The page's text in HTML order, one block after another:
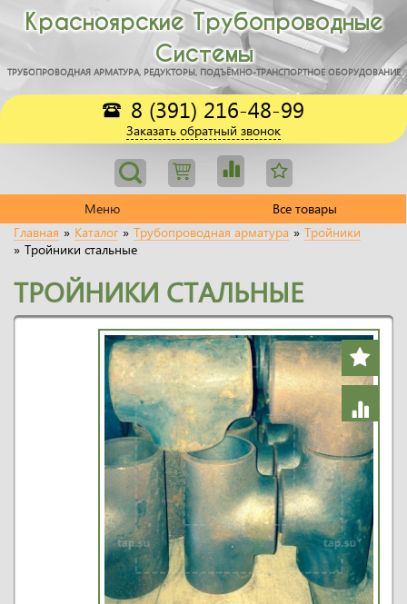
Красноярские Трубопроводные
Системы
ТРУБОПРОВОДНАЯ АРМАТУРА, РЕДУКТОРЫ, ПОДЪЁМНО-ТРАНСПОРТНОЕ ОБОРУДОВАНИЕ
8 (391) 216-48-99
Заказать обратный звонок
Меню
Все товары
Главная » Каталог » Трубопроводная арматура » Тройники
» Тройники стальные
ТРОЙНИКИ СТАЛЬНЫЕ